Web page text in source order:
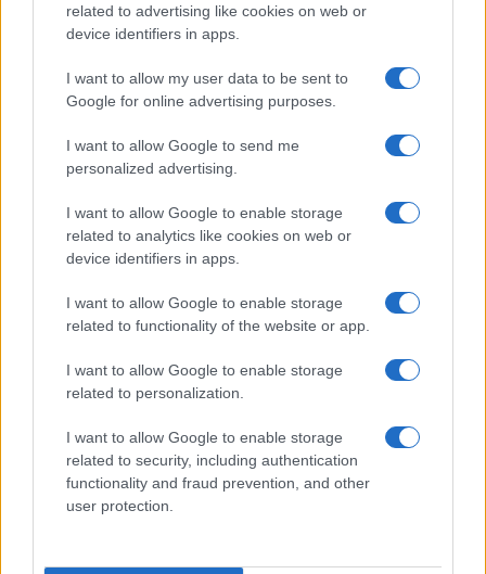
related to advertising like cookies on web or
device identifiers in apps.
I want to allow my user data to be sent to
Google for online advertising purposes.
I want to allow Google to send me
personalized advertising.
I want to allow Google to enable storage
related to analytics like cookies on web or
device identifiers in apps.
I want to allow Google to enable storage
related to functionality of the website or app.
I want to allow Google to enable storage
related to personalization.
I want to allow Google to enable storage
related to security, including authentication
functionality and fraud prevention, and other
user protection.
CSI Bergamo: Tra Corsi, Eventi e Protezione dei Dati
Personali
NEWS